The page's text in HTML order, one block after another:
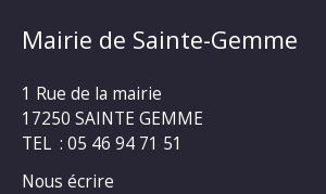
Mairie de Sainte-Gemme
1 Rue de la mairie
17250 SAINTE GEMME
TEL : 05 46 94 71 51
Nous écrire